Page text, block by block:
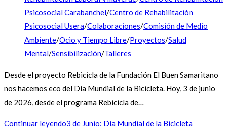
Psicosocial Carabanchel/Centro de Rehabilitación
Psicosocial Usera/Colaboraciones/Comisión de Medio
Ambiente/Ocio y Tiempo Libre/Proyectos/Salud
Mental/Sensibilización/Talleres
Desde el proyecto Rebicicla de la Fundación El Buen Samaritano
nos hacemos eco del Día Mundial de la Bicicleta. Hoy, 3 de junio
de 2026, desde el programa Rebicicla de…
Continuar leyendo3 de Junio: Día Mundial de la Bicicleta